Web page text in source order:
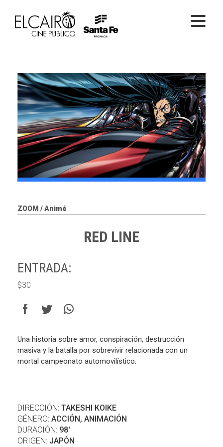
PELÍCULAS EN SALA
CICLOS
EL CINE
ZOOM / Animé
RED LINE
ENTRADA:
$30
Una historia sobre amor, conspiración, destrucción
masiva y la batalla por sobrevivir relacionada con un
mortal campeonato automovilístico.
DIRECCIÓN: TAKESHI KOIKE
GÉNERO: ACCIÓN, ANIMACIÓN
DURACIÓN: 98'
ORIGEN: JAPÓN